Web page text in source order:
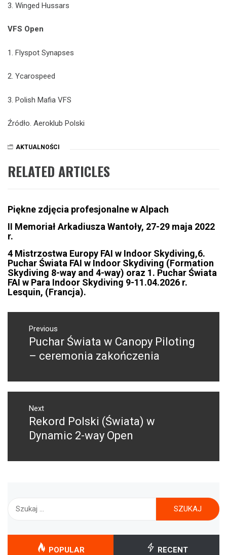
3. Winged Hussars
VFS Open
1. Flyspot Synapses
2. Ycarospeed
3. Polish Mafia VFS
Źródło. Aeroklub Polski
AKTUALNOŚCI
RELATED ARTICLES
Piękne zdjęcia profesjonalne w Alpach
II Memoriał Arkadiusza Wantoły, 27-29 maja 2022
r.
4 Mistrzostwa Europy FAI w Indoor Skydiving,6.
Puchar Świata FAI w Indoor Skydiving (Formation
Skydiving 8-way and 4-way) oraz 1. Puchar Świata
FAI w Para Indoor Skydiving 9-11.04.2026 r.
Lesquin, (Francja).
NAWIGACJA
WPISUPrevious
Previous
post:
Puchar Świata w Canopy Piloting
– ceremonia zakończenia
Next
Next
post:
Rekord Polski (Świata) w
Dynamic 2-way Open
POPULAR RECENT